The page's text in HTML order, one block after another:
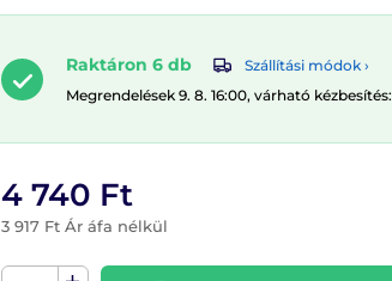
Raktáron 6 db
Szállítási módok ›
Megrendelések 9. 8. 16:00, várható kézbesítés:
4 740 Ft
3 917 Ft Ár áfa nélkül